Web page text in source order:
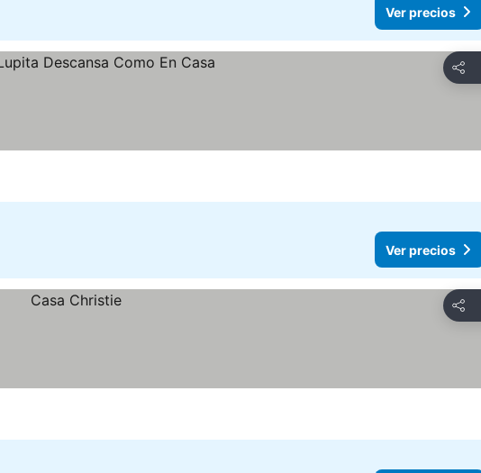
Ver precios
Ver precios